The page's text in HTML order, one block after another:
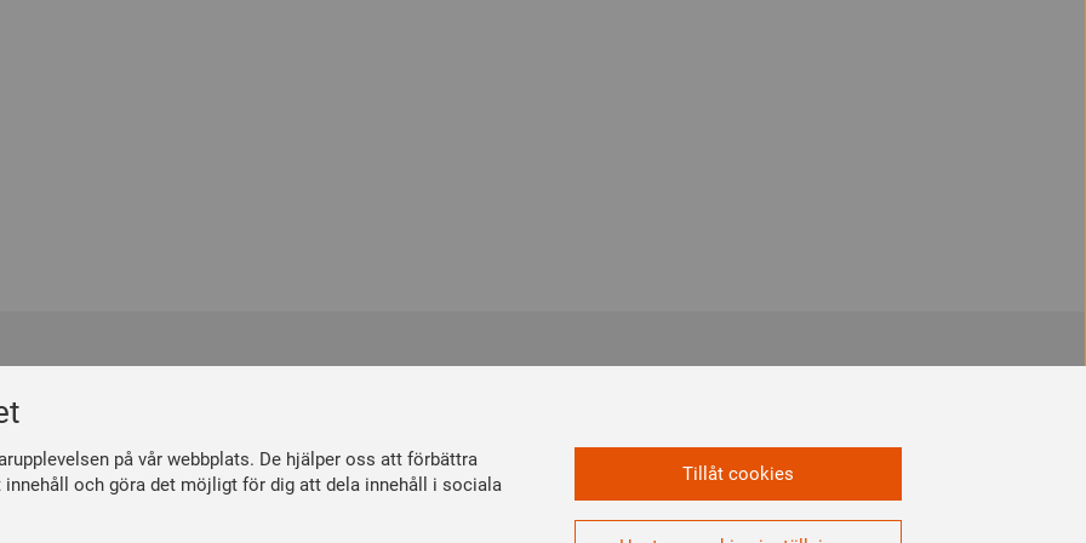
på vår webbplats. De hjälper oss att förbättra
innehåll och göra det möjligt för dig att dela innehåll i sociala
Tillåt cookies
medlem
medlemsavgift
Linkedin
Instagram